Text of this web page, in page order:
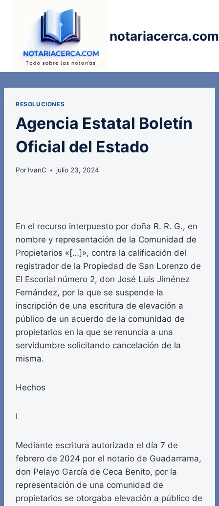
notariacerca.com
RESOLUCIONES
Agencia Estatal Boletín
Oficial del Estado
Por IvanC julio 23, 2024
En el recurso interpuesto por doña R. R. G., en
nombre y representación de la Comunidad de
Propietarios «[…]», contra la calificación del
registrador de la Propiedad de San Lorenzo de
El Escorial número 2, don José Luis Jiménez
Fernández, por la que se suspende la
inscripción de una escritura de elevación a
público de un acuerdo de la comunidad de
propietarios en la que se renuncia a una
servidumbre solicitando cancelación de la
misma.
Hechos
I
Mediante escritura autorizada el día 7 de
febrero de 2024 por el notario de Guadarrama,
don Pelayo García de Ceca Benito, por la
representación de una comunidad de
propietarios se otorgaba elevación a público de